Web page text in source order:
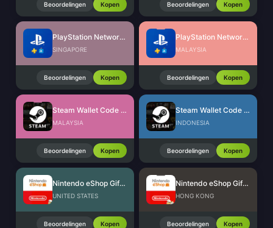
Beoordelingen Kopen Beoordelingen Kopen
PlayStation Network Card (SG)
SINGAPORE
Beoordelingen Kopen
PlayStation Network Card (MY)
MALAYSIA
Beoordelingen Kopen
Steam Wallet Code (MYR)
MALAYSIA
Beoordelingen Kopen
Steam Wallet Code (IDR)
INDONESIA
Beoordelingen Kopen
Nintendo eShop Gift Card (US)
UNITED STATES
Beoordelingen Kopen
Nintendo eShop Gift Card (HK)
HONG KONG
Beoordelingen Kopen